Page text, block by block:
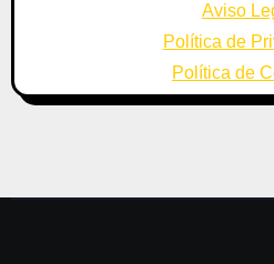
Aviso
Política de
Política de